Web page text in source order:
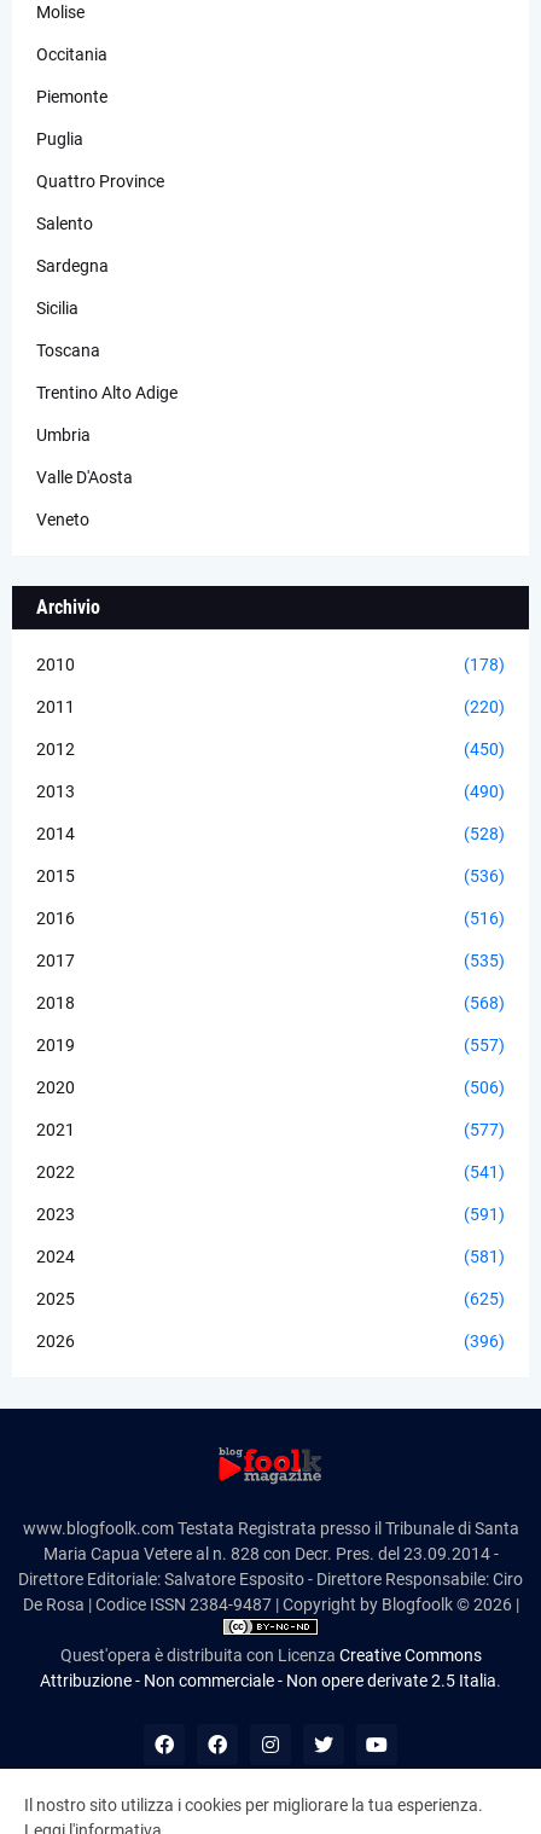
Molise
Occitania
Piemonte
Puglia
Quattro Province
Salento
Sardegna
Sicilia
Toscana
Trentino Alto Adige
Umbria
Valle D'Aosta
Veneto
Archivio
2010 (178)
2011 (220)
2012 (450)
2013 (490)
2014 (528)
2015 (536)
2016 (516)
2017 (535)
2018 (568)
2019 (557)
2020 (506)
2021 (577)
2022 (541)
2023 (591)
2024 (581)
2025 (625)
2026 (396)
www.blogfoolk.com Testata Registrata presso il Tribunale di Santa
Maria Capua Vetere al n. 828 con Decr. Pres. del 23.09.2014 -
Direttore Editoriale: Salvatore Esposito - Direttore Responsabile: Ciro
De Rosa | Codice ISSN 2384-9487 | Copyright by Blogfoolk © 2026 |
Quest'opera è distribuita con Licenza Creative Commons
Attribuzione - Non commerciale - Non opere derivate 2.5 Italia.
Il nostro sito utilizza i cookies per migliorare la tua esperienza.